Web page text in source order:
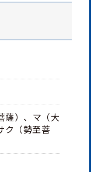
薩）、マ（大
ク（勢至菩